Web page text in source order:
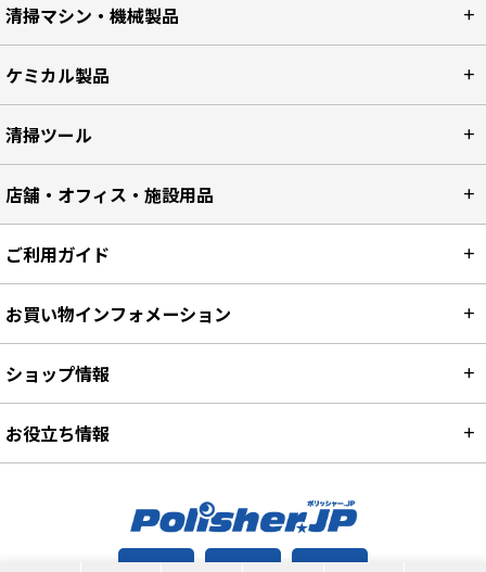
清掃マシン・機械製品
ケミカル製品
清掃ツール
店舗・オフィス・施設用品
ご利用ガイド
お買い物インフォメーション
ショップ情報
お役立ち情報